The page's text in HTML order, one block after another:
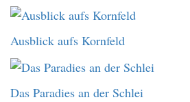
Ausblick aufs Kornfeld
Das Paradies an der Schlei